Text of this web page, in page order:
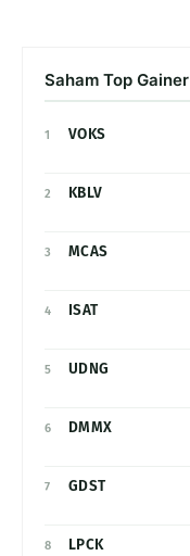
Saham Top Gainer
1 VOKS
2 KBLV
3 MCAS
4 ISAT
5 UDNG
6 DMMX
7 GDST
8 LPCK